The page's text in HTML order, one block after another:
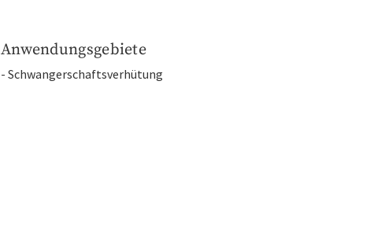
Anwendungsgebiete
- Schwangerschaftsverhütung